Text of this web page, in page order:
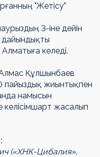
"Жетісу"
3-іне дейін
келеді.
Құлшынбаев
пайыздық жиынтықпен
намысын
жасалып
(«ХНК-Цибалия»,